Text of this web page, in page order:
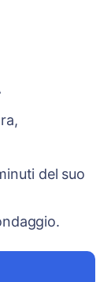
del suo